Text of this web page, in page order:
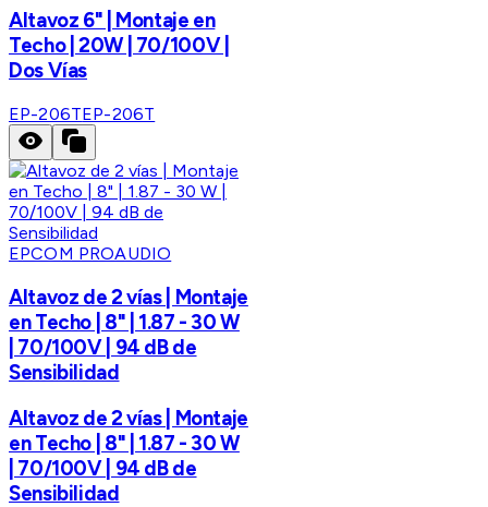
Altavoz 6" | Montaje en
Techo | 20W | 70/100V |
Dos Vías
EP-206TEP-206T
EPCOM PROAUDIO
Altavoz de 2 vías | Montaje
en Techo | 8" | 1.87 - 30 W
| 70/100V | 94 dB de
Sensibilidad
Altavoz de 2 vías | Montaje
en Techo | 8" | 1.87 - 30 W
| 70/100V | 94 dB de
Sensibilidad